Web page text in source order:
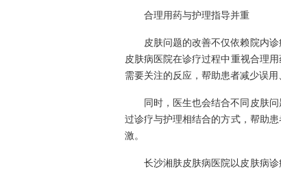
合理用药与护理指导并重
皮肤问题的改善不仅依赖院内
皮肤病医院在诊疗过程中重视合理
需要关注的反应，帮助患者减少误用
同时，医生也会结合不同皮肤
过诊疗与护理相结合的方式，帮助
激。
长沙湘肤皮肤病医院以皮肤病